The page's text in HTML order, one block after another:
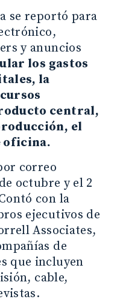
se reportó para
y anuncios
los gastos
la
central,
el
oficina.
correo
octubre y el 2
con la
ejecutivos de
Associates,
de
que incluyen
cable,